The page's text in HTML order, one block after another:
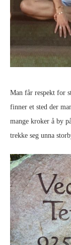
Man får respekt for
finner et sted der
mange kroker å by
trekke seg unna